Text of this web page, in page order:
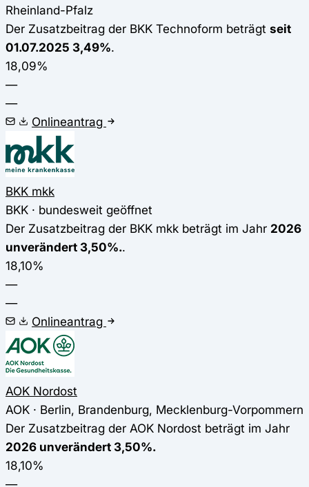
Rheinland-Pfalz
Der Zusatzbeitrag der BKK Technoform beträgt seit
01.07.2025 3,49%.
18,09%
—
—
Onlineantrag
BKK mkk
BKK · bundesweit geöffnet
Der Zusatzbeitrag der BKK mkk beträgt im Jahr 2026
unverändert 3,50%..
18,10%
—
—
Onlineantrag
AOK Nordost
AOK · Berlin, Brandenburg, Mecklenburg-Vorpommern
Der Zusatzbeitrag der AOK Nordost beträgt im Jahr
2026 unverändert 3,50%.
18,10%
—